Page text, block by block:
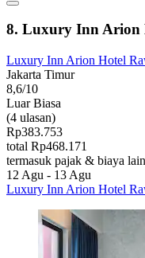
8. Luxury Inn Arion
Luxury Inn Arion Hotel
Jakarta Timur
8,6/10
Luar Biasa
(4 ulasan)
Rp383.753
total Rp468.171
termasuk pajak & biaya
12 Agu - 13 Agu
Luxury Inn Arion Hotel